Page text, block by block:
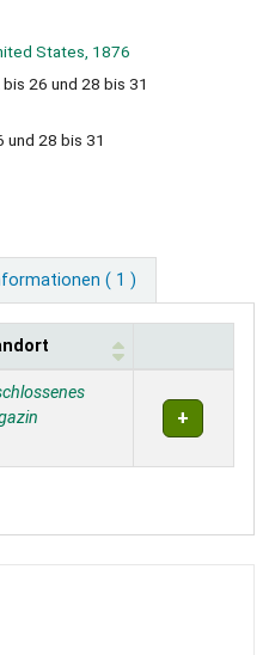
States, 1876
26 und 28 bis 31
und 28 bis 31
( 1 )